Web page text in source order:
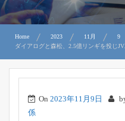
Home 2023 11月
9
ダイアログと森松、2.5億リンギを投じ
On 2023年11月9日
係